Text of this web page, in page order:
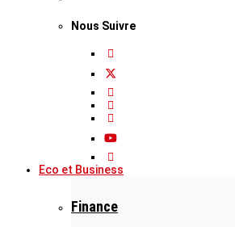
Nous Suivre
Eco et Business
Finance